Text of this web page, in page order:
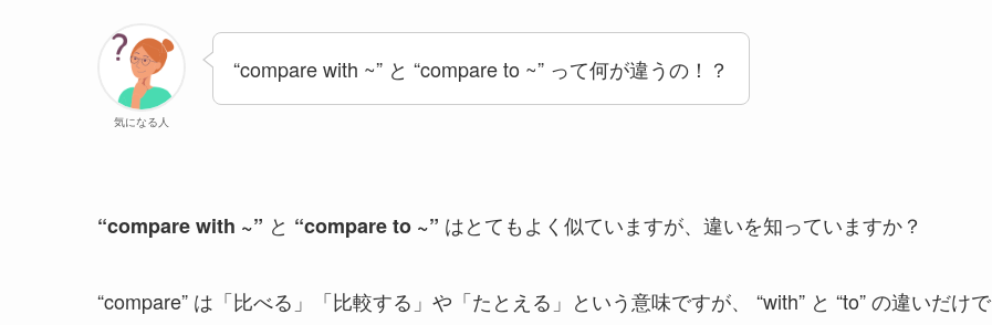
気になる人
“compare with ~” と “compare to ~” って何が違うの！？
“compare with ~” と “compare to ~” はとてもよく似ていますが、違いを知っていますか？
“compare” は「比べる」「比較する」や「たとえる」という意味ですが、 “with” と “to” の違いだけで